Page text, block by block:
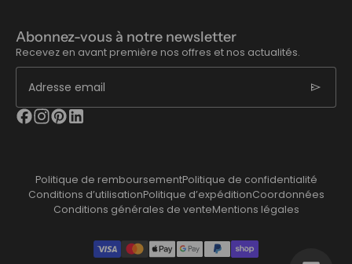
Adresse email send
Recevez en avant première nos offres et nos actualités.
Abonnez-vous à notre newsletter
Politique de remboursementPolitique de confidentialité
Conditions d’utilisationPolitique d’expéditionCoordonnées
Conditions générales de venteMentions légales